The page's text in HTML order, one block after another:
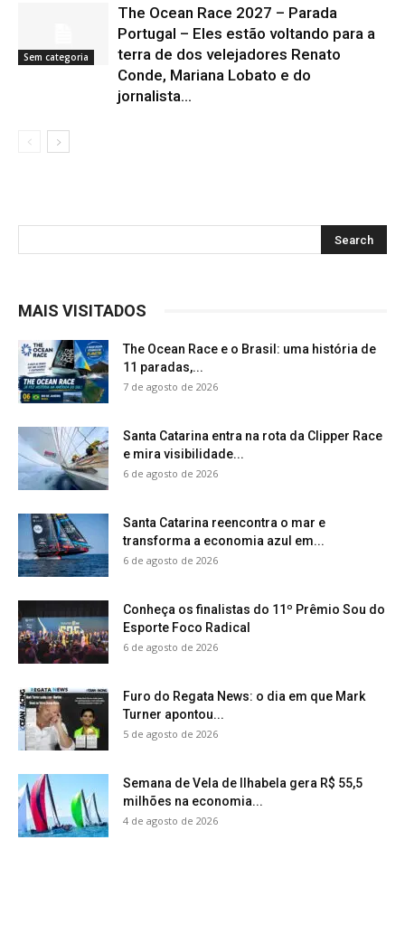
Sem categoria
The Ocean Race 2027 – Parada
Portugal – Eles estão voltando para a
terra de dos velejadores Renato
Conde, Mariana Lobato e do
jornalista...
MAIS VISITADOS
The Ocean Race e o Brasil: uma história de
11 paradas,...
7 de agosto de 2026
Santa Catarina entra na rota da Clipper Race
e mira visibilidade...
6 de agosto de 2026
Santa Catarina reencontra o mar e
transforma a economia azul em...
6 de agosto de 2026
Conheça os finalistas do 11º Prêmio Sou do
Esporte Foco Radical
6 de agosto de 2026
Furo do Regata News: o dia em que Mark
Turner apontou...
5 de agosto de 2026
Semana de Vela de Ilhabela gera R$ 55,5
milhões na economia...
4 de agosto de 2026